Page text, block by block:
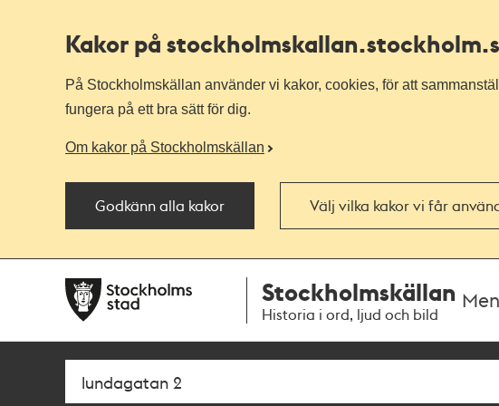
Kakor på stockholmskallan
På Stockholmskällan använder vi kakor, cookies, för att
fungera på ett bra sätt för dig.
Om kakor på Stockholmskällan
Godkänn alla kakor Välj vilka kakor vi får
navigationen
huvudinnehållet
Stockholmskällan
Historia i ord, ljud och bild
Sök